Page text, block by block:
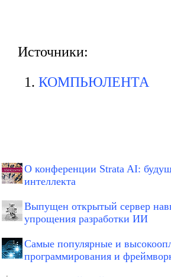
Источники:
КОМПЬЮЛЕНТА
О конференции Strata AI:
интеллекта
Выпущен открытый сервер
упрощения разработки ИИ
Самые популярные и
программирования и